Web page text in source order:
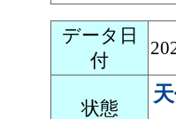
データ日
付
状態